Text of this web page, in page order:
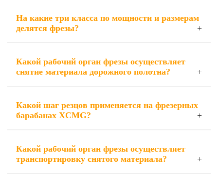
На какие три класса по мощности и размерам
делятся фрезы?
Какой рабочий орган фрезы осуществляет
снятие материала дорожного полотна?
Какой шаг резцов применяется на фрезерных
барабанах XCMG?
Какой рабочий орган фрезы осуществляет
транспортировку снятого материала?